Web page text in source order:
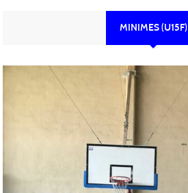
MINIMES (U15F)